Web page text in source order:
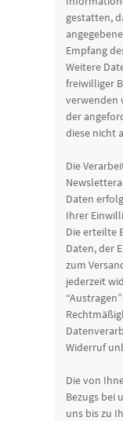
gestatten,
Empfang
Weitere
freiwilliger
verwenden
der
diese nicht
Die
Daten
Ihrer
Die erteilte
Daten, der
zum
jederzeit
Widerruf
Die von
Bezugs bei
uns bis zu